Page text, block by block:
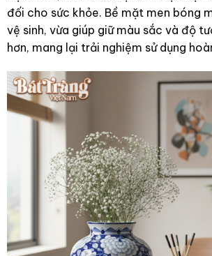
đối cho sức khỏe. Bề mặt men bóng
vệ sinh, vừa giúp giữ màu sắc và độ
hơn, mang lại trải nghiệm sử dụng